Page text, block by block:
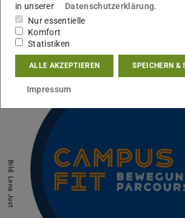
Innenraum (Unigym) zu trainieren.
Hier geht's zur Buchung
Bild: Lena Just
in unserer
Datenschutzerklärung.
Nur essentielle
Komfort
Statistiken
ALLE AKZEPTIEREN SPEICHERN &
Impressum